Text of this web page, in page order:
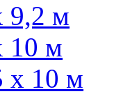
9,2 м
10 м
х 10 м